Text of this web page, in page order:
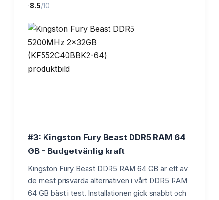
·8.5/10
#3: Kingston Fury Beast DDR5 RAM 64
GB – Budgetvänlig kraft
Kingston Fury Beast DDR5 RAM 64 GB är ett av
de mest prisvärda alternativen i vårt DDR5 RAM
64 GB bäst i test. Installationen gick snabbt och